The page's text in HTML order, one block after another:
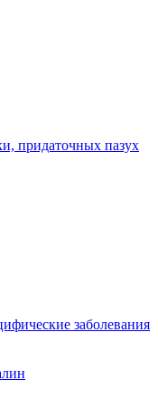
придаточных пазух
заболевания